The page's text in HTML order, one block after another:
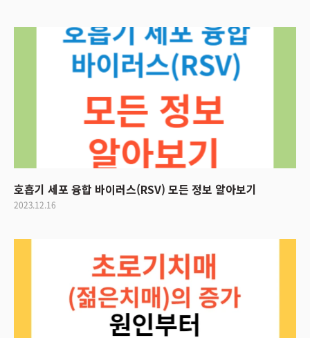
호흡기 세포 융합 바이러스(RSV) 모든 정보 알아보기
2023.12.16